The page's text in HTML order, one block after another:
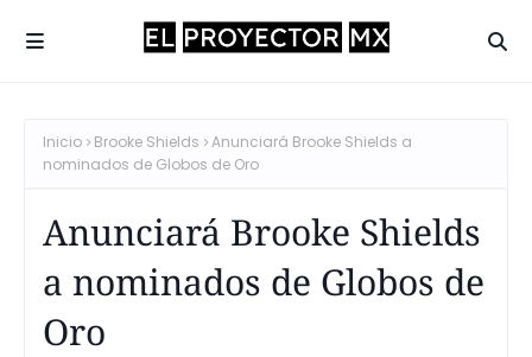
Inicio Brooke Shields
Anunciará Brooke Shields a
nominados de Globos de Oro
Anunciará Brooke Shields
a nominados de Globos de
Oro